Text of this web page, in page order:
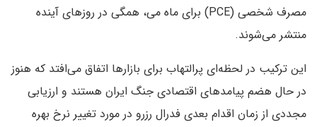
مصرف شخصی (PCE) برای ماه می، همگی در روزهای آینده
منتشر می‌شوند.
این ترکیب در لحظه‌ای پرالتهاب برای بازارها اتفاق می‌افتد که هنوز
در حال هضم پیامدهای اقتصادی جنگ ایران هستند و ارزیابی
مجددی از زمان اقدام بعدی فدرال رزرو در مورد تغییر نرخ بهره